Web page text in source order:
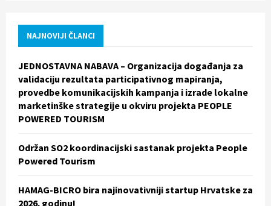
f
r
:
R
C
NAJNOVIJI ČLANCI
JEDNOSTAVNA NABAVA – Organizacija događanja za
validaciju rezultata participativnog mapiranja,
provedbe komunikacijskih kampanja i izrade lokalne
marketinške strategije u okviru projekta PEOPLE
POWERED TOURISM
Održan SO2 koordinacijski sastanak projekta People
Powered Tourism
HAMAG-BICRO bira najinovativniji startup Hrvatske za
2026. godinu!